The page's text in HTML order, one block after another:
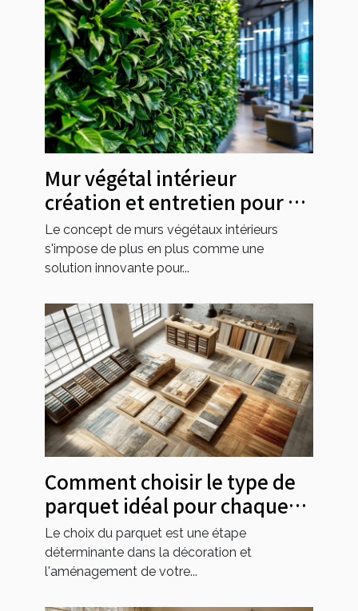
Mur végétal intérieur
création et entretien pour un
espace vert urbain
Le concept de murs végétaux intérieurs
s'impose de plus en plus comme une
solution innovante pour...
Comment choisir le type de
parquet idéal pour chaque
espace de votre maison
Le choix du parquet est une étape
déterminante dans la décoration et
l'aménagement de votre...